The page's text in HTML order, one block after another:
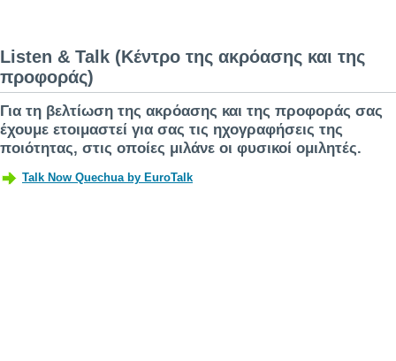
Listen & Talk (Κέντρο της ακρόασης και της
προφοράς)
Για τη βελτίωση της ακρόασης και της προφοράς σας
έχουμε ετοιμαστεί για σας τις ηχογραφήσεις της
ποιότητας, στις οποίες μιλάνε οι φυσικοί ομιλητές.